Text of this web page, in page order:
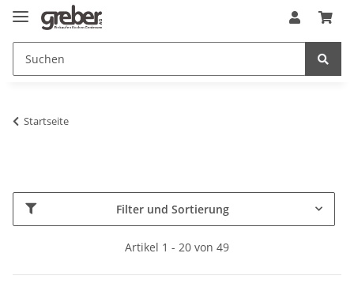
Startseite
Filter und Sortierung
Artikel 1 - 20 von 49